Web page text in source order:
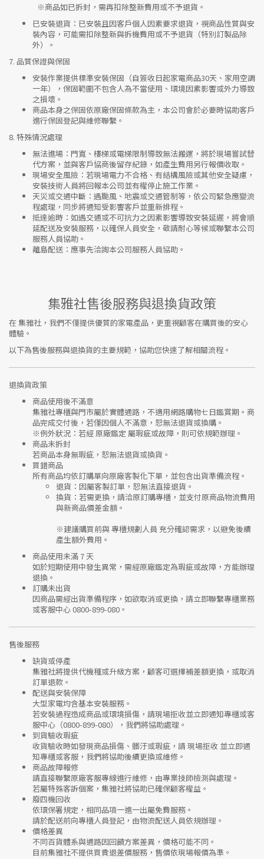
※商品如已拆封，需再扣除整新費用或不予退貨。
已安裝退貨 ：已安裝且因客戶個人因素要求退貨，視商品性質與安
裝內容，可能需扣除整新與拆機費用或不予退貨（特別訂製品除
外）。
7. 品質保證與保固
安裝作業提供標準安裝保固（自簽收日起家電商品30天、家用空調
一年），保固範圍不包含人為不當使用、環境因素影響或外力導致
之損壞。
商品本身之保固依原廠保固條款為主，本公司會於必要時協助客戶
進行保固登記與維修聯繫。
8. 特殊情況處理
無法進場 ：門寬、樓梯或電梯限制導致無法搬運，將於現場嘗試替
代方案，並與客戶協商後留存紀錄，如產生費用另行報價收取。
現場安全風險 ： 若現場電力不合格、有結構風險或其他安全疑慮，
安裝技術人員將回報本公司並有權停止施工作業。
天災或交通中斷 ：遇颱風、地震或交通管制等，依公司緊急應變流
程處理，同步將通知受影響客戶並重新排程。
抵達逾時 ：如遇交通或不可抗力之因素影響導致安裝延遲，將會順
延配送及安裝服務，以確保人員安全，敬請耐心等候或聯繫本公司
服務人員協助。
離島配送 ：應事先洽詢本公司服務人員協助。
集雅社售後服務與退換貨政策
在集雅社 ，我們不僅提供優質的家電產品，更重視顧客在購買後的安心
體驗。
以下為售後服務與退換貨的主要規範，協助您快速了解相關流程。
退換貨政策
商品使用後不滿意
集雅社專櫃與門市屬於實體通路，不適用網路購物七日鑑賞期 。商
品完成交付後，若僅因個人不滿意，恕無法退貨或換購。
※例外狀況：若經 原廠鑑定 屬瑕疵或故障，則可依規範辦理。
商品未拆封
若商品本身無瑕疵，恕無法退貨或換貨。
買錯商品
所有商品均依訂購單向原廠客製化下單 ，並包含出貨準備流程。
退貨 ：因屬客製訂單，恕無法直接退貨。
換貨 ：若需更換，請洽原訂購專櫃，並支付原商品物流費用
與新商品價差金額 。
※建議購買前與專櫃規劃人員 充分確認需求，以避免後續
產生額外費用。
商品使用未滿 7 天
如於短期使用中發生異常，需經原廠鑑定為瑕疵或故障，方能辦理
退換。
訂購未出貨
因商品需經出貨準備程序，如欲取消或更換，請立即聯繫專櫃業務
或客服中心 0800-899-080 。
售後服務
缺貨或停產
集雅社將提供代機種或升級方案 ，顧客可選擇補差額更換，或取消
訂單退款。
配送與安裝保障
大型家電均含基本安裝服務。
若安裝過程造成商品或環境損傷，請現場拒收並立即通知專櫃或客
服中心 （0800-899-080），我們將協助處理。
到貨驗收瑕疵
收貨驗收時如發現商品損傷、髒汙或瑕疵 ，請 現場拒收 並立即通
知專櫃或客服，我們將協助後續更換或維修。
商品故障報修
請直接聯繫原廠客服專線進行維修，由專業技師檢測與處理。
若屬特殊客訴個案，集雅社將協助已確保顧客權益。
廢四機回收
依環保署規定，相同品項一進一出屬免費服務。
請於配送前向專櫃人員登記，由物流配送人員依規辦理。
價格差異
不同百貨體系與通路因回饋方案差異，價格可能不同。
目前集雅社不提供買貴退差價服務 ，售價依現場報價為準。